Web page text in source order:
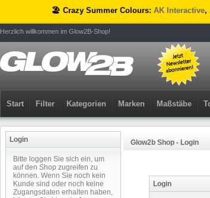
🏖️ Crazy Summer Colours: AK Interactive,
Herzlich willkommen im Glow2B-Shop!
Start Filter Kategorien Marken Maßstäbe
Login
Bitte loggen Sie sich ein, um
auf den Shop zugreifen zu
können. Wenn Sie noch kein
Kunde sind oder noch keine
Zugangsdaten erhalten haben,
Glow2b Shop - Login
Login